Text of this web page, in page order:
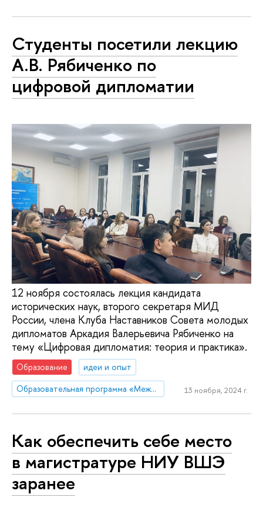
Студенты посетили лекцию
А.В. Рябиченко по
цифровой дипломатии
12 ноября состоялась лекция кандидата
исторических наук, второго секретаря МИД
России, члена Клуба Наставников Совета молодых
дипломатов Аркадия Валерьевича Рябиченко на
тему «Цифровая дипломатия: теория и практика».
Образование
идеи и опыт
Образовательная программа «Международные отношения»
13 ноября, 2024 г.
Как обеспечить себе место
в магистратуре НИУ ВШЭ
заранее